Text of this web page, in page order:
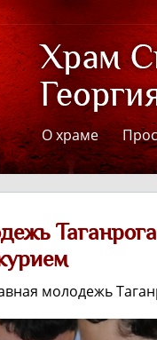
О храме
молодежь